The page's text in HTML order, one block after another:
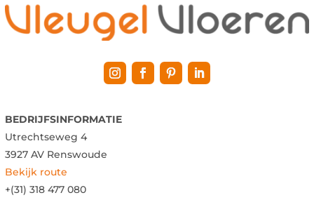
BEDRIJFSINFORMATIE
Utrechtseweg 4
3927 AV Renswoude
Bekijk route
+(31) 318 477 080